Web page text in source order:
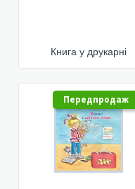
Книга у друкарні
Передпродаж